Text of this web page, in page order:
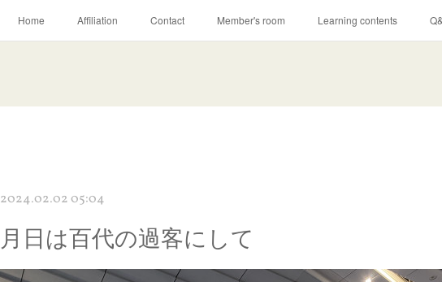
Home Affiliation Contact Member's room Learning contents
2024.02.02 05:04
月日は百代の過客にして